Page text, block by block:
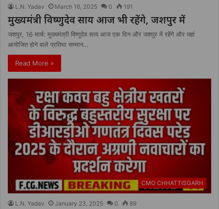
L.N. Yadav March 16, 2025 0 191
मुख्यमंत्री विष्णुदेव साय आज भी रहेंगे, जशपुर में
जशपुर, 16 मार्च: मुख्यमंत्री विष्णुदेव साय आज एक दिन और जशपुर में रहेंगे और यहां
आयोजित होने वाले प्रतिभा सम्मान…
Read More »
CMO CHHATTISGARH
L.N. Yadav January 23, 2025 0 89